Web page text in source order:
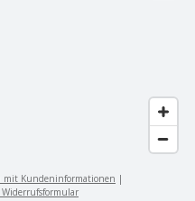
mit Kundeninformationen |